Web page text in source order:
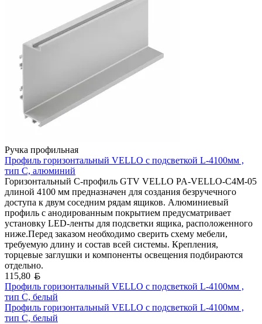
Ручка профильная
Профиль горизонтальный VELLO с подсветкой L-4100мм ,
тип С, алюминий
Горизонтальный C-профиль GTV VELLO PA-VELLO-C4M-05
длиной 4100 мм предназначен для создания безручечного
доступа к двум соседним рядам ящиков. Алюминиевый
профиль с анодированным покрытием предусматривает
установку LED-ленты для подсветки ящика, расположенного
ниже.Перед заказом необходимо сверить схему мебели,
требуемую длину и состав всей системы. Крепления,
торцевые заглушки и компоненты освещения подбираются
отдельно.
115,80
Профиль горизонтальный VELLO с подсветкой L-4100мм ,
тип С, белый
Профиль горизонтальный VELLO с подсветкой L-4100мм ,
тип С, белый